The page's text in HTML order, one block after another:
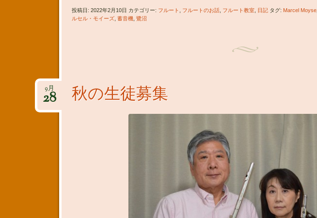
投稿日: 2022年2月10日 カテゴリー: フルート フルートのお話, フルート教室, 日記タグ: Marcel Moyse,
ルセル・モイーズ, 蓄音機, 鷺沼
秋の生徒募集
9月
28